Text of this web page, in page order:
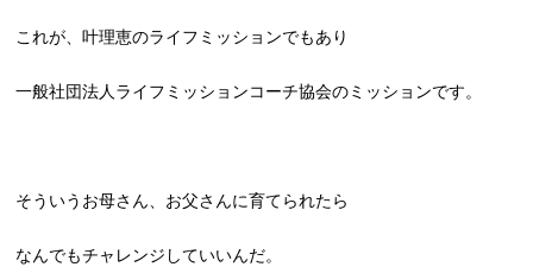
これが、叶理恵のライフミッションでもあり
一般社団法人ライフミッションコーチ協会のミッションです。
そういうお母さん、お父さんに育てられたら
なんでもチャレンジしていいんだ。